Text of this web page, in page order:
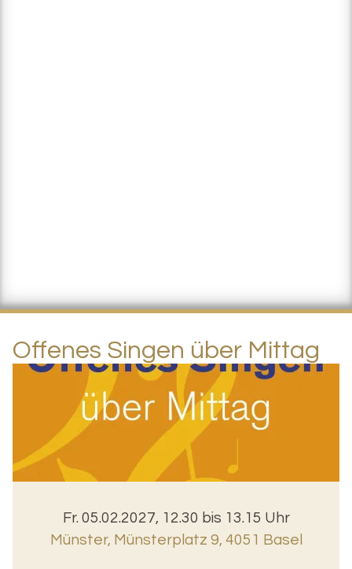
Offenes Singen über Mittag
Fr. 05.02.2027, 12.30 bis 13.15 Uhr
Münster, Münsterplatz 9, 4051 Basel